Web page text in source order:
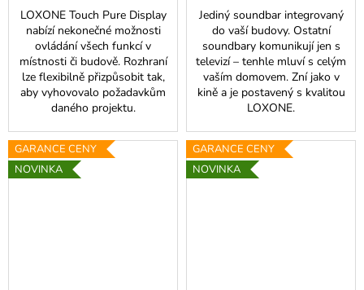
LOXONE Touch Pure Display
nabízí nekonečné možnosti
ovládání všech funkcí v
místnosti či budově. Rozhraní
lze flexibilně přizpůsobit tak,
aby vyhovovalo požadavkům
daného projektu.
Jediný soundbar integrovaný
do vaší budovy. Ostatní
soundbary komunikují jen s
televizí – tenhle mluví s celým
vaším domovem. Zní jako v
kině a je postavený s kvalitou
LOXONE.
GARANCE CENY
NOVINKA
GARANCE CENY
NOVINKA